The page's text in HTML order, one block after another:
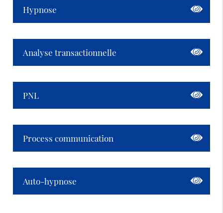
Hypnose
Analyse transactionnelle
PNL
Process communication
Auto-hypnose